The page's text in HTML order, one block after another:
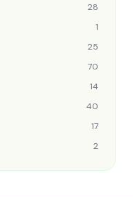
28
1
25
70
14
40
17
2